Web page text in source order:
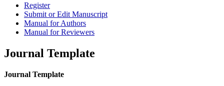
Register
Submit or Edit Manuscript
Manual for Authors
Manual for Reviewers
Journal Template
Journal Template